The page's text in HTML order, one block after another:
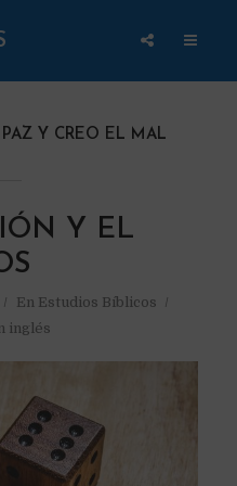
Y CREO EL MAL
Y EL
En Estudios Bíblicos
inglés